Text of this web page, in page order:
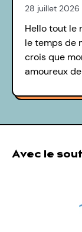
28 juillet 2026
Hello tout le
le temps de
crois que
amoureux
Avec le